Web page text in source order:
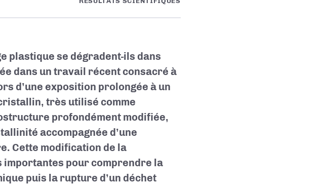
plastique se dégradent-ils dans
dans un travail récent consacré à
d’une exposition prolongée à un
très utilisé comme
profondément modifiée,
accompagnée d’une
Cette modification de la
pour comprendre la
puis la rupture d’un déchet